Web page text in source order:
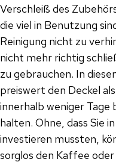
Verschleiß des
die viel in Benutzung
Reinigung nicht zu
nicht mehr richtig
zu gebrauchen. In
preiswert den Deckel
innerhalb weniger Tage
halten. Ohne, dass Sie
investieren mussten,
sorglos den Kaffee